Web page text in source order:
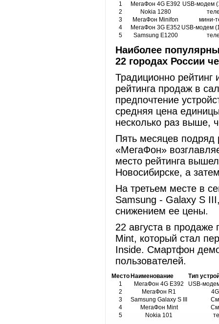
1
МегаФон 4G E392 USB-модем
2
Nokia 1280
3
МегаФон Minifon
мини-
4
МегаФон 3G E352 USB-модем
5
Samsung E1200
Наиболее
22 городах России
Традиционно рейтинг
рейтинга продаж в
предпочтение
средняя цена
несколько раз выше,
Пять месяцев подряд
«МегаФон»
место рейтинга
Новосибирске, а
На третьем месте в
Samsung - Galaxy S
снижением ее цены.
22 августа в
Mint, который стал
Inside. Смартфон
пользователей.
Место Наименование
Тип
1
МегаФон 4G E392
USB-
2
МегаФон R1
3
Samsung Galaxy S III
4
МегаФон Mint
5
Nokia 101